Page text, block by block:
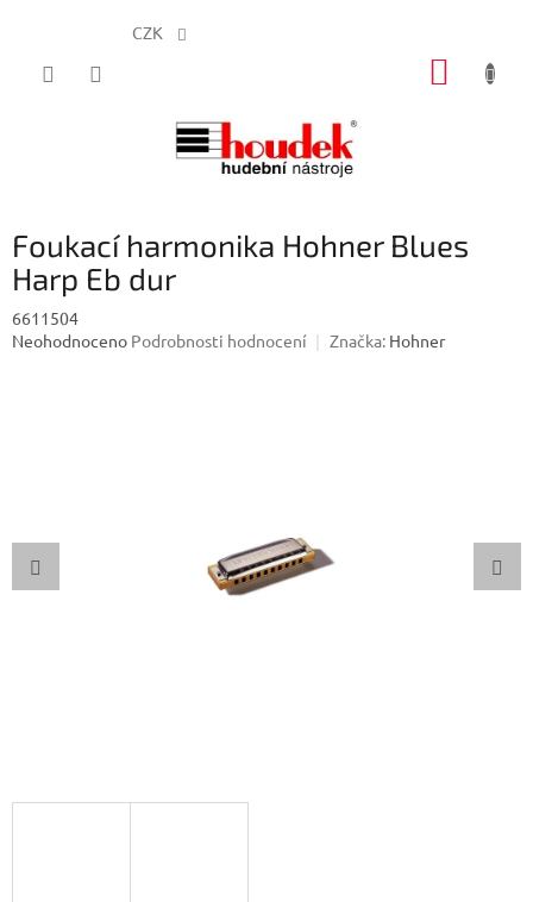
CZK
Foukací harmonika Hohner Blues
Harp Eb dur
6611504
Průměrné
Neohodnoceno Podrobnosti hodnocení Značka: Hohner